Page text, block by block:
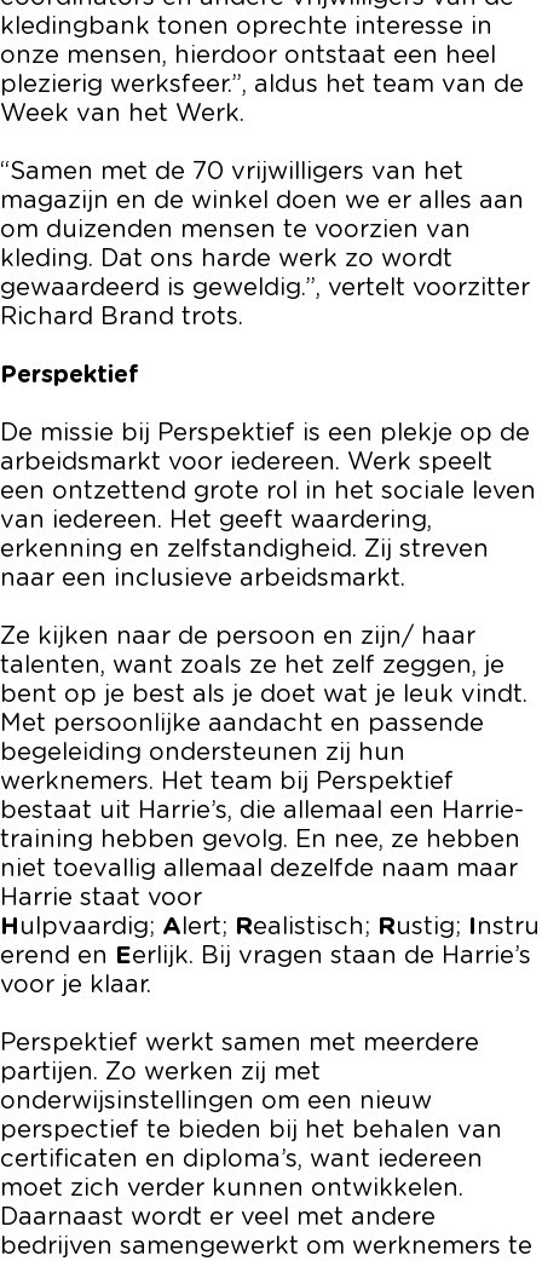
kledingbank tonen oprechte interesse in
onze mensen, hierdoor ontstaat een heel
plezierig werksfeer.”, aldus het team van de
Week van het Werk.
“Samen met de 70 vrijwilligers van het
magazijn en de winkel doen we er alles aan
om duizenden mensen te voorzien van
kleding. Dat ons harde werk zo wordt
gewaardeerd is geweldig.”, vertelt voorzitter
Richard Brand trots.
Perspektief
De missie bij Perspektief is een plekje op de
arbeidsmarkt voor iedereen. Werk speelt
een ontzettend grote rol in het sociale leven
van iedereen. Het geeft waardering,
erkenning en zelfstandigheid. Zij streven
naar een inclusieve arbeidsmarkt.
Ze kijken naar de persoon en zijn/ haar
talenten, want zoals ze het zelf zeggen, je
bent op je best als je doet wat je leuk vindt.
Met persoonlijke aandacht en passende
begeleiding ondersteunen zij hun
werknemers. Het team bij Perspektief
bestaat uit Harrie’s, die allemaal een Harrie-
training hebben gevolg. En nee, ze hebben
niet toevallig allemaal dezelfde naam maar
Harrie staat voor
H ulpvaardig; Alert; Realistisch; Rustig; I nstru
erend en Eerlijk. Bij vragen staan de Harrie’s
voor je klaar.
Perspektief werkt samen met meerdere
partijen. Zo werken zij met
onderwijsinstellingen om een nieuw
perspectief te bieden bij het behalen van
certificaten en diploma’s, want iedereen
moet zich verder kunnen ontwikkelen.
Daarnaast wordt er veel met andere
bedrijven samengewerkt om werknemers te